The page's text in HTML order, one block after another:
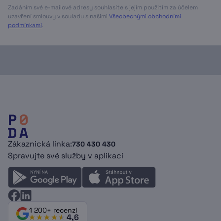
Zadáním své e-mailové adresy souhlasíte s jejím použitím za účelem
uzavření smlouvy v souladu s našimi Všeobecnými obchodními
podmínkami.
Zákaznická linka:730 430 430
Spravujte své služby v aplikaci
1 200+ recenzí
4,6